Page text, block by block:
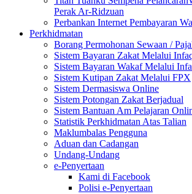
Perak Ar-Ridzuan
Perbankan Internet Pembayaran
Perkhidmatan
Borang Permohonan Sewaan /
Sistem Bayaran Zakat Melalui
Sistem Bayaran Wakaf Melalui
Sistem Kutipan Zakat Melalui FPX
Sistem Dermasiswa Online
Sistem Potongan Zakat Berjadual
Sistem Bantuan Am Pelajaran
Statistik Perkhidmatan Atas Talian
Maklumbalas Pengguna
Aduan dan Cadangan
Undang-Undang
e-Penyertaan
Kami di Facebook
Polisi e-Penyertaan